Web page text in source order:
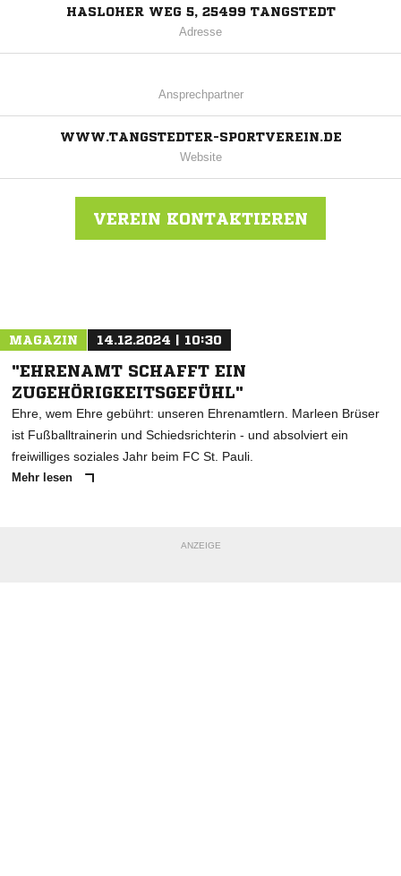
HASLOHER WEG 5, 25499 TANGSTEDT
Adresse
Ansprechpartner
WWW.TANGSTEDTER-SPORTVEREIN.DE
Website
VEREIN KONTAKTIEREN
MAGAZIN 14.12.2024 | 10:30
"EHRENAMT SCHAFFT EIN
ZUGEHÖRIGKEITSGEFÜHL"
Ehre, wem Ehre gebührt: unseren Ehrenamtlern. Marleen Brüser
ist Fußballtrainerin und Schiedsrichterin - und absolviert ein
freiwilliges soziales Jahr beim FC St. Pauli.
Mehr lesen
ANZEIGE